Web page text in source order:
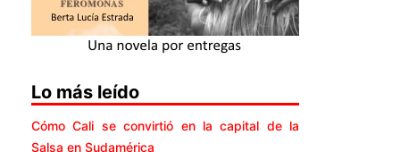
Lo más leído
Cómo Cali se convirtió en la capital de la
Salsa en Sudamérica